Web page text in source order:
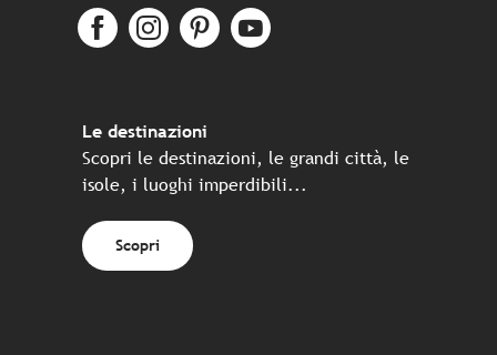
Le destinazioni
Scopri le destinazioni, le grandi città, le
isole, i luoghi imperdibili...
Scopri